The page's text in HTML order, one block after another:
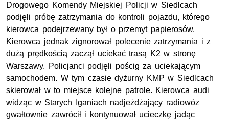
Drogowego Komendy Miejskiej Policji w Siedlcach
podjęli próbę zatrzymania do kontroli pojazdu, którego
kierowca podejrzewany był o przemyt papierosów.
Kierowca jednak zignorował polecenie zatrzymania i z
dużą prędkością zaczął uciekać trasą K2 w stronę
Warszawy. Policjanci podjęli pościg za uciekającym
samochodem. W tym czasie dyżurny KMP w Siedlcach
skierował w to miejsce kolejne patrole. Kierowca audi
widząc w Starych Iganiach nadjeżdżający radiowóz
gwałtownie zawrócił i kontynuował ucieczkę jadąc